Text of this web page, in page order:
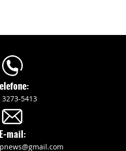
Telefone:
3273-5413
E-mail: